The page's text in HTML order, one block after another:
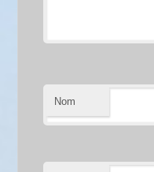
Nom